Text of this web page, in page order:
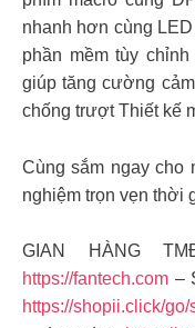
nhanh hơn cùng
phần mềm tùy
giúp tăng cường
chống trượt Thiết kế
Cùng sắm ngay cho
nghiệm trọn vẹn thời
GIAN HÀNG
https://fantech.com –
https://shopii.click/